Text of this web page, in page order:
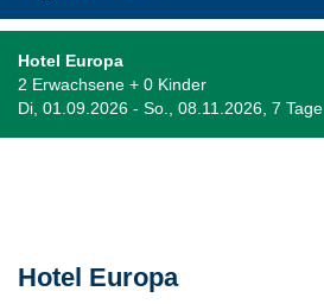
Hotel Europa
2 Erwachsene + 0 Kinder
Di, 01.09.2026 - So., 08.11.2026, 7 Tage
Hotel Europa